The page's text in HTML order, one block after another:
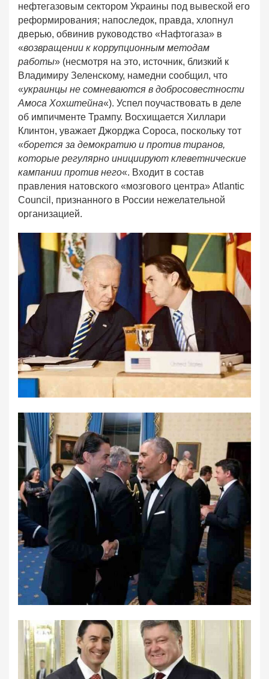
нефтегазовым сектором Украины под вывеской его
реформирования; напоследок, правда, хлопнул
дверью, обвинив руководство «Нафтогаза» в
«возвращении к коррупционным методам
работы» (несмотря на это, источник, близкий к
Владимиру Зеленскому, намедни сообщил, что
«украинцы не сомневаются в добросовестности
Амоса Хохштейна«). Успел поучаствовать в деле
об импичменте Трампу. Восхищается Хиллари
Клинтон, уважает Джорджа Сороса, поскольку тот
«борется за демократию и против тиранов,
которые регулярно инициируют клеветнические
кампании против него«. Входит в состав
правления натовского «мозгового центра» Atlantic
Council, признанного в России нежелательной
организацией.